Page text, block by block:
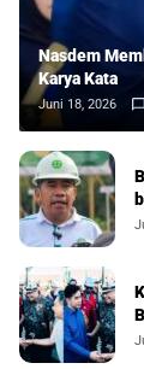
Nasdem
Karya Kata
Juni 18, 2026